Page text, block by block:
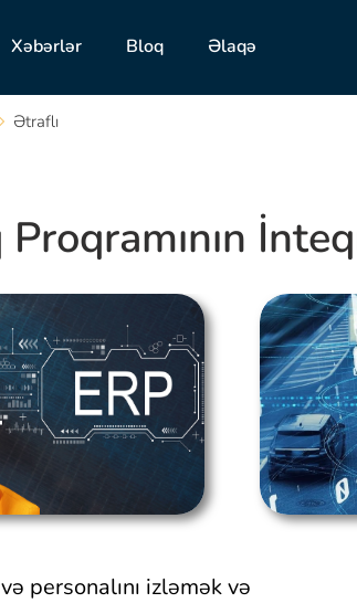
Xəbərlər Bloq Əlaqə
Ətraflı
personalını izləmək və